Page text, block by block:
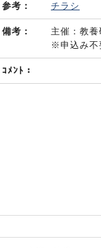
参考： チラシ
備考：
主催：教
※申込み不
ｺﾒﾝﾄ：